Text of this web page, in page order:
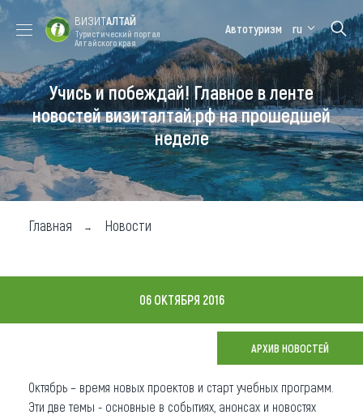
Форум VISIT
ALTAI
Цветение
маральника
Медицинский
форум
Алтайская
зимовка
Туры
Где побывать
Чем заняться
Карта
Что привезти (сувениры)
ВИЗИТАЛТАЙ
Туристический портал
Алтайского края
Автотуризм ru
Учись и побеждай! Главное в ленте
новостей визиталтай.рф на прошедшей
неделе
Главная Новости
06 ОКТЯБРЯ 2016
АРХИВ НОВОСТЕЙ
Октябрь – время новых проектов и старт учебных программ.
Эти две темы - основные в событиях, анонсах и новостях